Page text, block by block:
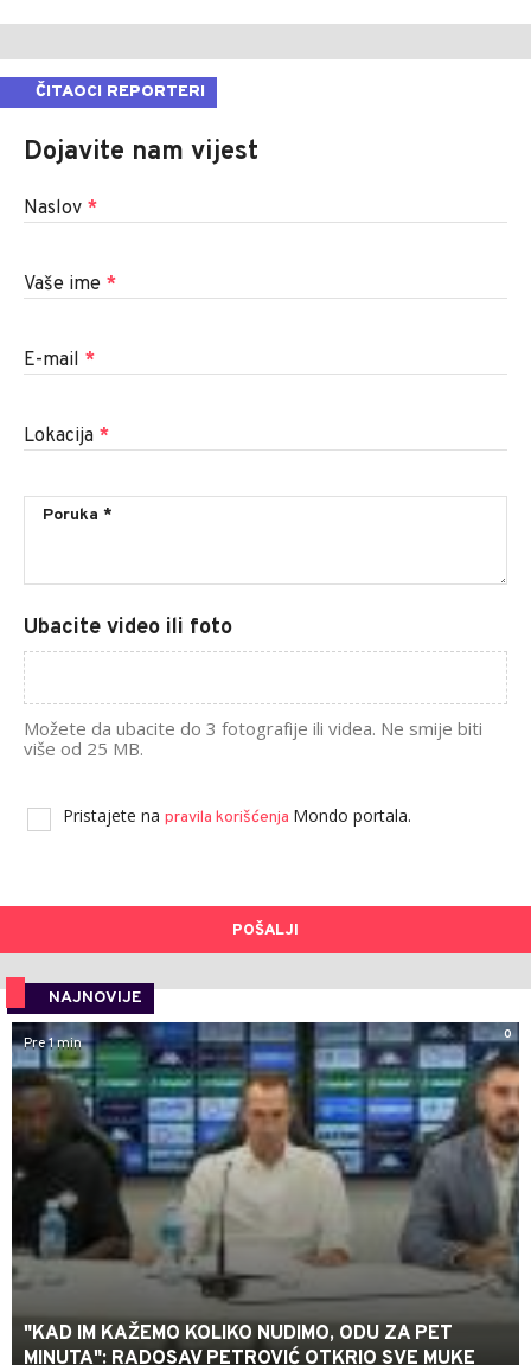
ČITAOCI REPORTERI
Dojavite nam vijest
Naslov *
Vaše ime *
E-mail *
Lokacija *
Ubacite video ili foto
Možete da ubacite do 3 fotografije ili videa. Ne smije biti
više od 25 MB.
Pristajete na pravila korišćenja Mondo portala.
POŠALJI
NAJNOVIJE
0
Pre 1 min
"KAD IM KAŽEMO KOLIKO NUDIMO, ODU ZA PET
MINUTA": RADOSAV PETROVIĆ OTKRIO SVE MUKE